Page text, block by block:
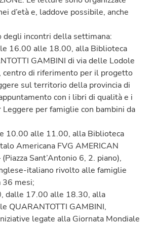
d’età e, laddove possibile, anche
incontri della settimana:
16.00 alle 18.00, alla Biblioteca
GAMBINI di via delle Lodole
centro di riferimento per il progetto
sul territorio della provincia di
con i libri di qualità e i
per famiglie con bambini da
10.00 alle 11.00, alla Biblioteca
Americana FVG AMERICAN
Sant’Antonio 6, 2. piano),
italiano rivolto alle famiglie
36 mesi;
dalle 17.00 alle 18.30, alla
QUARANTOTTI GAMBINI,
legate alla Giornata Mondiale